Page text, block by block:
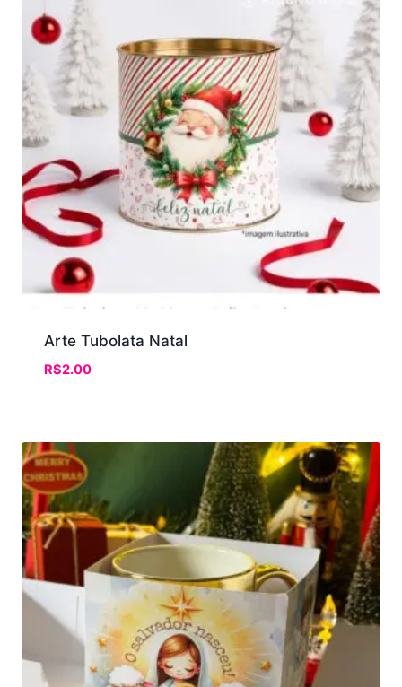
Arte Tubolata Natal
R$2.00